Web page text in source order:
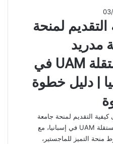
التقديم لمنحة
مدريد
المستقلة UAM في
| دليل خطوة
التقديم لمنحة جامعة
مدريد المستقلة UAM في إسبانيا، مع
التميز للماجستير،